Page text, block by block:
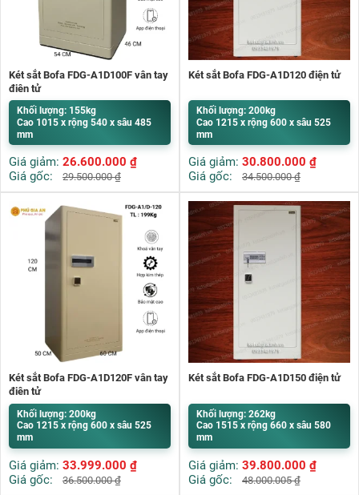
Két sắt Bofa FDG-A1D100F vân tay
điện tử
Khối lượng: 155kg
Cao 1015 x rộng 540 x sâu 485
mm
Giá giảm: 26.600.000 ₫
Giá gốc:
29.500.000₫
Két sắt Bofa FDG-A1D120 điện tử
Khối lượng: 200kg
Cao 1215 x rộng 600 x sâu 525
mm
Giá giảm: 30.800.000 ₫
Giá gốc:
34.500.000₫
Két sắt Bofa FDG-A1D120F vân tay
điện tử
Khối lượng: 200kg
Cao 1215 x rộng 600 x sâu 525
mm
Giá giảm: 33.999.000 ₫
Giá gốc:
36.500.000₫
Két sắt Bofa FDG-A1D150 điện tử
Khối lượng: 262kg
Cao 1515 x rộng 660 x sâu 580
mm
Giá giảm: 39.800.000 ₫
Giá gốc:
48.000.005₫